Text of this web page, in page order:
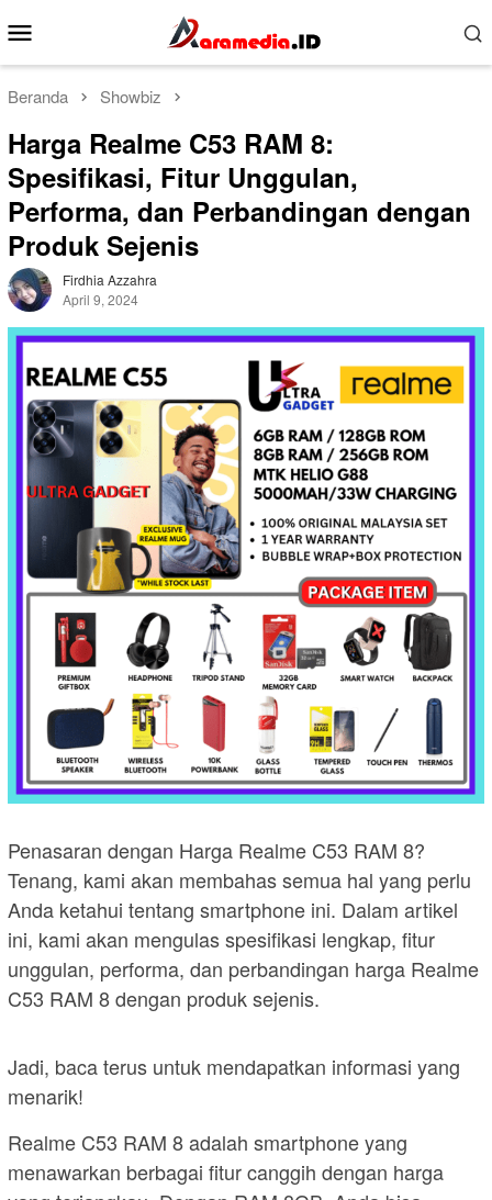
ke
kontenMobile
Beranda Showbiz
Harga Realme C53 RAM 8:
Spesifikasi, Fitur Unggulan,
Performa, dan Perbandingan dengan
Produk Sejenis
Firdhia Azzahra
April 9, 2024
Penasaran dengan Harga Realme C53 RAM 8?
Tenang, kami akan membahas semua hal yang perlu
Anda ketahui tentang smartphone ini. Dalam artikel
ini, kami akan mengulas spesifikasi lengkap, fitur
unggulan, performa, dan perbandingan harga Realme
C53 RAM 8 dengan produk sejenis.
Jadi, baca terus untuk mendapatkan informasi yang
menarik!
Realme C53 RAM 8 adalah smartphone yang
menawarkan berbagai fitur canggih dengan harga